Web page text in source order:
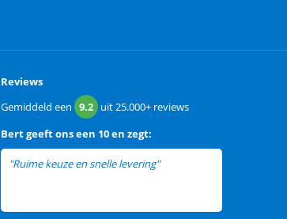
Reviews
Gemiddeld een 9.2 uit25.000+ reviews
Bertgeeft ons een 10 en zegt:
"Ruime keuze en snelle levering"